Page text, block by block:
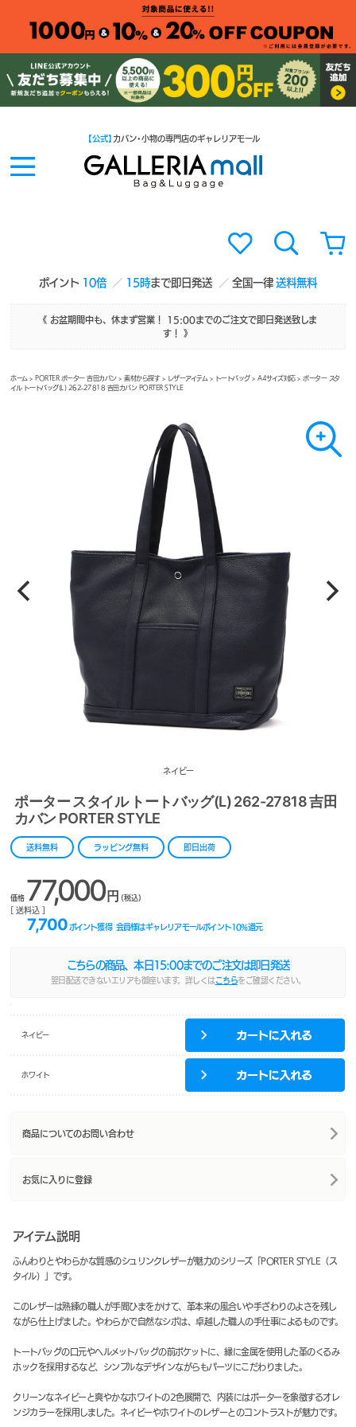
ポイント 10倍 15時まで即日発送 全国一律送料無料
【公式】 カバン・小物の専門店のギャレリアモール
《 お盆期間中も、休まず営業！ 15:00までのご注文で即日発送致しま
す！ 》
ホーム > PORTER ポーター 吉田カバン>素材から探す> レザーアイテム > トートバッグ>A4サイズ対応> ポーター スタ
イル トートバッグ(L) 262-27818 吉田カバン PORTER STYLE
ネイビー
ポーター スタイル トートバッグ(L) 262-27818 吉田
カバン PORTER STYLE
送料無料 ラッピング無料 即日出荷
価格 77,000円 (税込)
[ 送料込 ]
7,700 ポイント獲得 会員様はギャレリアモールポイント10%還元
こちらの商品、本日 15:00までのご注文は即日発送
翌日配送できないエリアも御座います。詳しくは こちらをご確認ください。
ネイビー
ホワイト
商品についてのお問い合わせ
お気に入りに登録
アイテム説明
ふんわりとやわらかな質感のシュリンクレザーが魅力のシリーズ「PORTER STYLE（ス
タイル）」です。
このレザーは熟練の職人が手間ひまをかけて、革本来の風合いや手ざわりのよさを残し
ながら仕上げました。やわらかで自然なシボは、卓越した職人の手仕事によるものです。
トートバッグの口元やヘルメットバッグの前ポケットに、縁に金属を使用した革のくるみ
ホックを採用するなど、シンプルなデザインながらもパーツにこだわりました。
クリーンなネイビーと爽やかなホワイトの2色展開で、内装にはポーターを象徴するオレ
ンジカラーを採用しました。ネイビーやホワイトのレザーとのコントラストが魅力です。